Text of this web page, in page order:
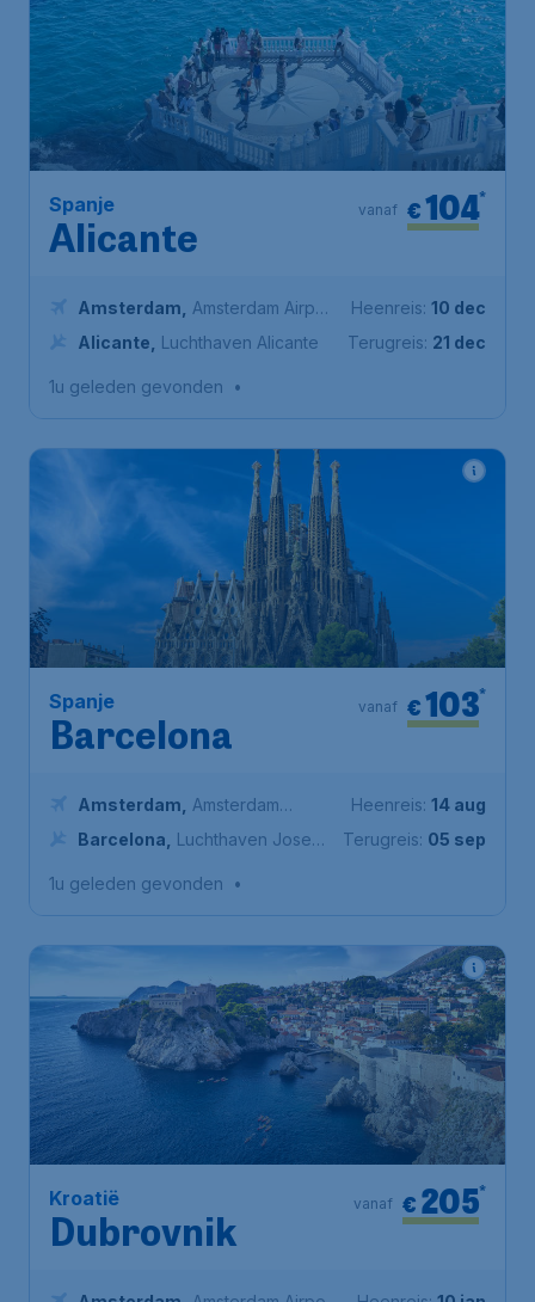
Spanje
Alicante
€104*
vanaf
Amsterdam
Amsterdam Airport
Schiphol
Alicante Luchthaven Alicante
Heenreis: 10 dec
Terugreis: 21 dec
1u geleden gevonden •
Spanje
Barcelona
€103*
vanaf
Amsterdam
Amsterdam
Airport Schiphol
Barcelona
Luchthaven Josep
Heenreis: 14 aug
Terugreis: 05 sep
1u geleden gevonden •
Kroatië
Dubrovnik
€ 205*
vanaf